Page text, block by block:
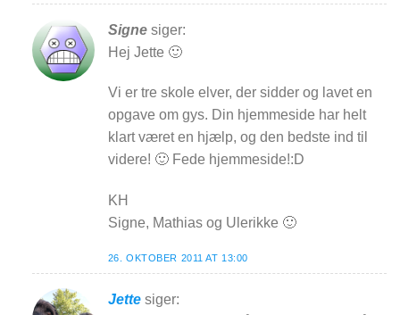
Signe siger:
Hej Jette 🙂
Vi er tre skole elver, der sidder og lavet en
opgave om gys. Din hjemmeside har helt
klart været en hjælp, og den bedste ind til
videre! 🙂 Fede hjemmeside!:D
KH
Signe, Mathias og Ulerikke 🙂
26. OKTOBER 2011 AT 13:00
Jette siger: